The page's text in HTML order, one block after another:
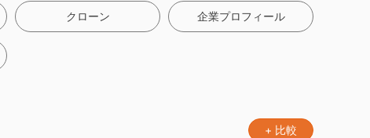
クローン 企業プロフィール
+ 比較